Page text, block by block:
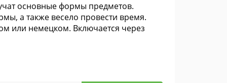
основные формы предметов.
а также весело провести время.
или немецком. Включается через